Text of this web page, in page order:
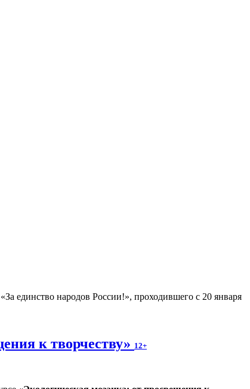
единство народов России!», проходившего с 20 января
к творчеству» 12+